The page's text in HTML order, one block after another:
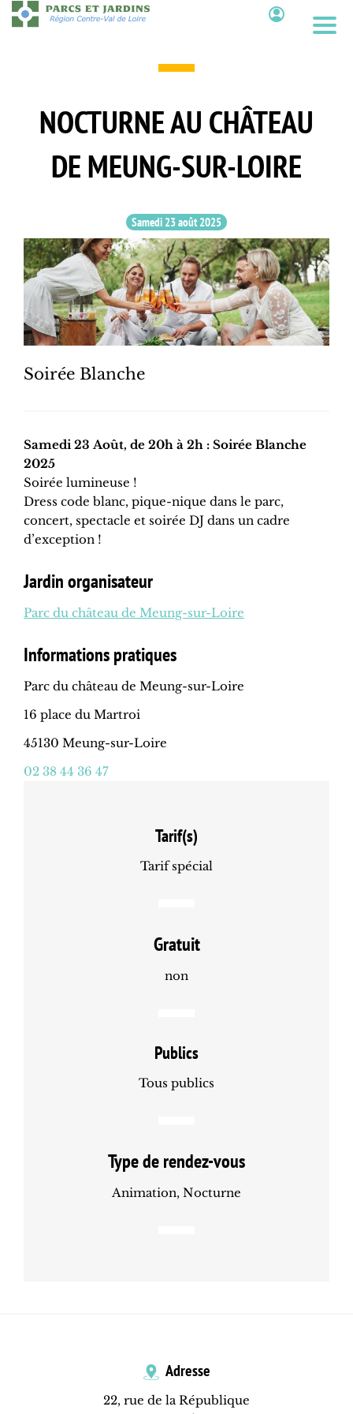
Aller
au
NOCTURNE AU CHÂTEAU
DE MEUNG-SUR-LOIRE
Samedi 23 août 2025
Soirée Blanche
Samedi 23 Août, de 20h à 2h : Soirée Blanche
2025
Soirée lumineuse !
Dress code blanc, pique-nique dans le parc,
concert, spectacle et soirée DJ dans un cadre
d’exception !
Jardin organisateur
Parc du château de Meung-sur-Loire
Informations pratiques
Parc du château de Meung-sur-Loire
16 place du Martroi
45130 Meung-sur-Loire
02 38 44 36 47
Tarif(s)
Tarif spécial
Gratuit
non
Publics
Tous publics
Type de rendez-vous
Animation, Nocturne
Adresse
22, rue de la République